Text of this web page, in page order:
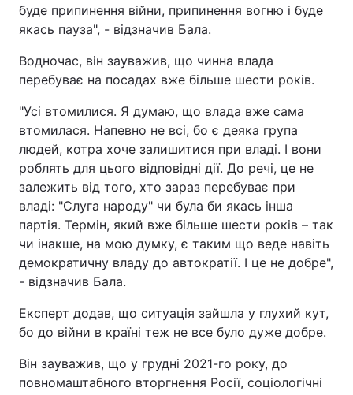
Здоров'я Туризм
Відео з Youtube
Інтерв'ю Думки
Архів Вакансії
Контакти
ПОСЛУГИ
Реклама на сайті Фотобанк
буде припинення війни, припинення вогню і буде
якась пауза", - відзначив Бала.
Водночас, він зауважив, що чинна влада
перебуває на посадах вже більше шести років.
"Усі втомилися. Я думаю, що влада вже сама
втомилася. Напевно не всі, бо є деяка група
людей, котра хоче залишитися при владі. І вони
роблять для цього відповідні дії. До речі, це не
залежить від того, хто зараз перебуває при
владі: "Слуга народу" чи була би якась інша
партія. Термін, який вже більше шести років – так
чи інакше, на мою думку, є таким що веде навіть
демократичну владу до автократії. І це не добре",
- відзначив Бала.
Експерт додав, що ситуація зайшла у глухий кут,
бо до війни в країні теж не все було дуже добре.
Він зауважив, що у грудні 2021-го року, до
повномаштабного вторгнення Росії, соціологічні